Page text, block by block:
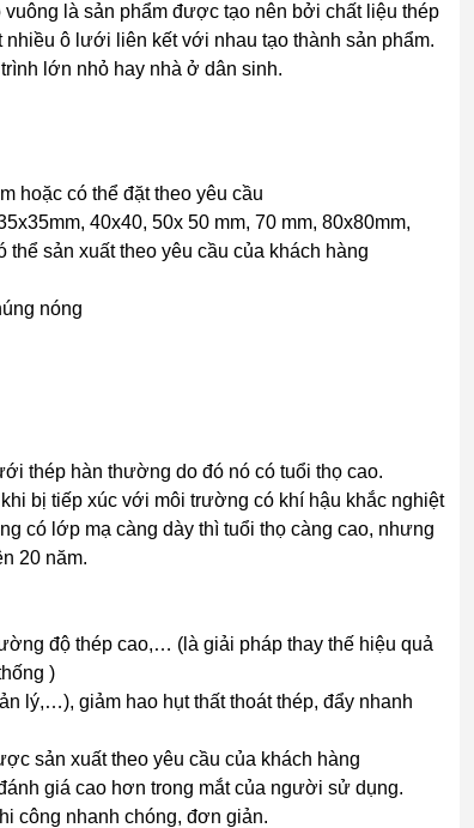
là sản phẩm được tạo nên bởi chất liệu thép
ô lưới liên kết với nhau tạo thành sản phẩm.
lớn nhỏ hay nhà ở dân sinh.
hoặc có thể đặt theo yêu cầu
40x40, 50x 50 mm, 70 mm, 80x80mm,
thể sản xuất theo yêu cầu của khách hàng
nóng
thép hàn thường do đó nó có tuổi thọ cao.
bị tiếp xúc với môi trường có khí hậu khắc nghiệt
có lớp mạ càng dày thì tuổi thọ càng cao, nhưng
20 năm.
độ thép cao,… (là giải pháp thay thế hiệu quả
)
lý,…), giảm hao hụt thất thoát thép, đẩy nhanh
sản xuất theo yêu cầu của khách hàng
giá cao hơn trong mắt của người sử dụng.
công nhanh chóng, đơn giản.